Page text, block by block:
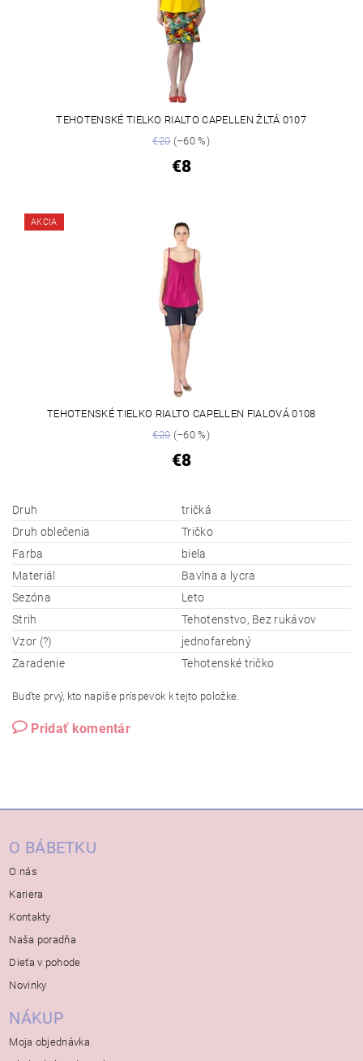
TEHOTENSKÉ TIELKO RIALTO CAPELLEN ŽLTÁ 0107
€20(–60 %)
€8
AKCIA
TEHOTENSKÉ TIELKO RIALTO CAPELLEN FIALOVÁ 0108
€20(–60 %)
€8
Druh
tričká
Druh oblečenia
Tričko
Farba
biela
Materiál
Bavlna a lycra
Sezóna
Leto
Strih
Tehotenstvo, Bez rukávov
Vzor (?)
jednofarebný
Zaradenie
Tehotenské tričko
Buďte prvý, kto napíše príspevok k tejto položke.
Pridať komentár
O BÁBETKU
O nás
Kariera
Kontakty
Naša poradňa
Dieťa v pohode
Novinky
NÁKUP
Moja objednávka